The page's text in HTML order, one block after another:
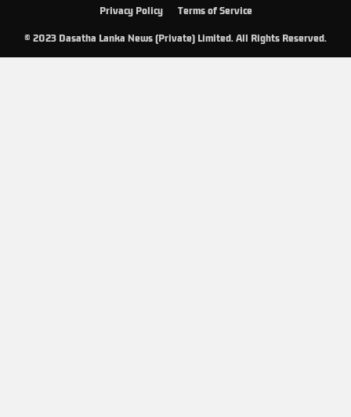
Privacy Policy Terms of Service
© 2023 Dasatha Lanka News (Private) Limited. All Rights Reserved.